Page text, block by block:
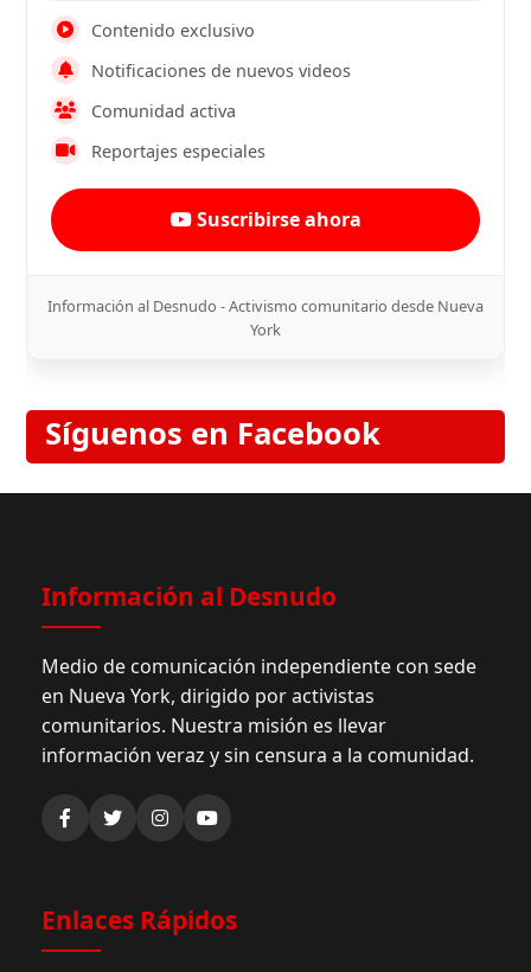
Contenido exclusivo
Notificaciones de nuevos videos
Comunidad activa
Reportajes especiales
Suscribirse ahora
Información al Desnudo - Activismo comunitario desde Nueva
York
Síguenos en Facebook
Información al Desnudo
Medio de comunicación independiente con sede
en Nueva York, dirigido por activistas
comunitarios. Nuestra misión es llevar
información veraz y sin censura a la comunidad.
Enlaces Rápidos